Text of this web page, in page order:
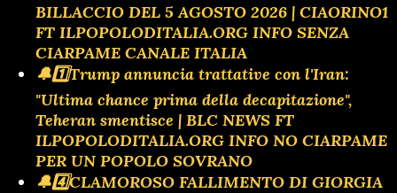
BILLACCIO DEL 5 AGOSTO 2026 | CIAORINO1
FT ILPOPOLODITALIA.ORG INFO SENZA
CIARPAME CANALE ITALIA
🔔1️⃣Trump annuncia trattative con l'Iran:
"Ultima chance prima della decapitazione",
Teheran smentisce | BLC NEWS FT
ILPOPOLODITALIA.ORG INFO NO CIARPAME
PER UN POPOLO SOVRANO
🔔4️⃣CLAMOROSO FALLIMENTO DI GIORGIA